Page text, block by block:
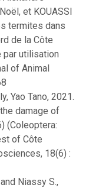
et KOUASSI
termites dans
de la Côte
par utilisation
of Animal
Yao Tano, 2021.
damage of
(Coleoptera:
of Côte
18(6) :
and Niassy S.,